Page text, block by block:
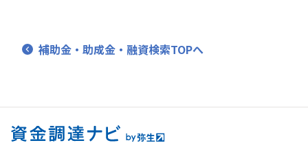
補助金・助成金・融資検索TOPへ